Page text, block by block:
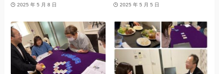
2025 年 5 月 8 日 2025 年 5 月 5 日